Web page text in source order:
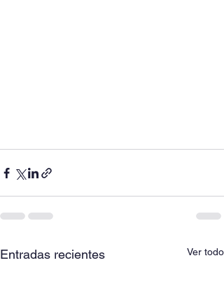
Entradas recientes Ver todo